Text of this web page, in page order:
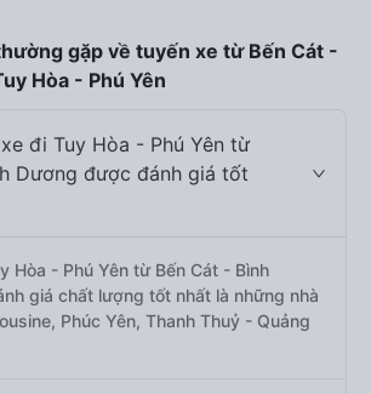
gặp về tuyến xe từ Bến Cát -
Hòa - Phú Yên
đi Tuy Hòa - Phú Yên từ
Dương được đánh giá tốt
Hòa - Phú Yên từ Bến Cát - Bình
giá chất lượng tốt nhất là những nhà
Phúc Yên, Thanh Thuỷ - Quảng